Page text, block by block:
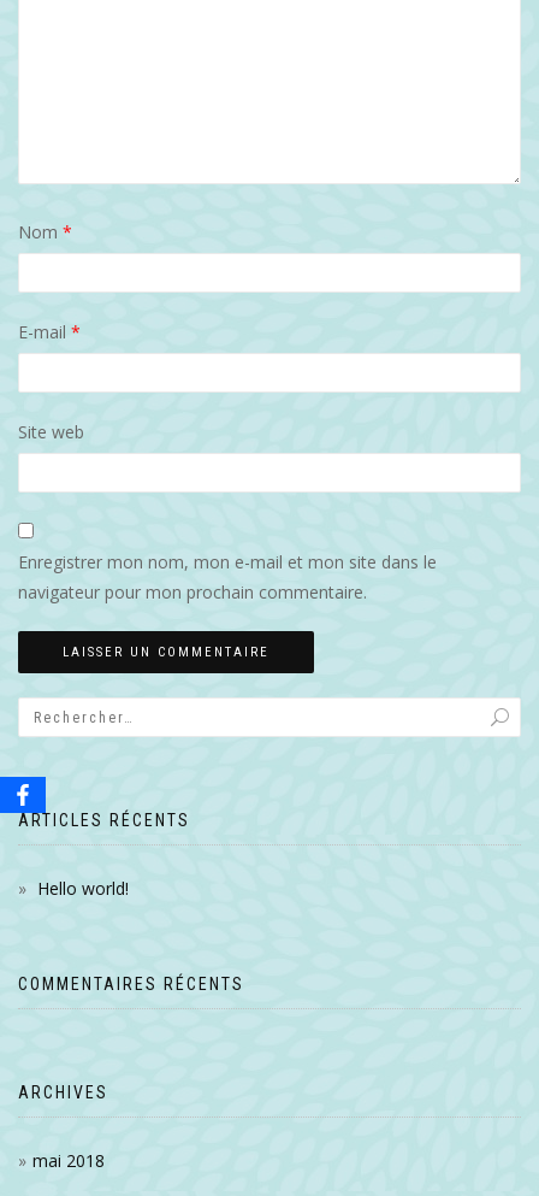
Nom *
E-mail *
Site web
Enregistrer mon nom, mon e-mail et mon site dans le
navigateur pour mon prochain commentaire.
ARTICLES RÉCENTS
Hello world!
COMMENTAIRES RÉCENTS
ARCHIVES
mai 2018